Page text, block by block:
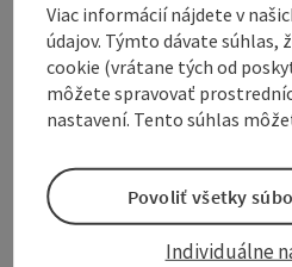
Equipment
Accessibility
Create PDF
Viac informácií nájdete v
údajov. Týmto dávate súhlas,
cookie (vrátane tých od
môžete spravovať
nastavení. Tento súhlas
Individuálne
Povoliť všetky